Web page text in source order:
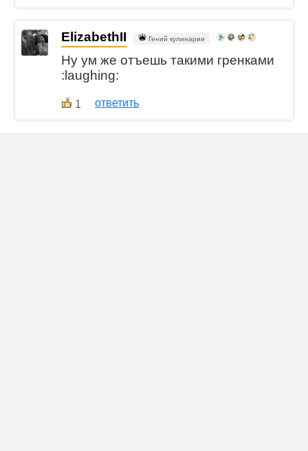
ElizabethII Гений кулинарии
Ну ум же отъешь такими гренками
:laughing:
1 ответить